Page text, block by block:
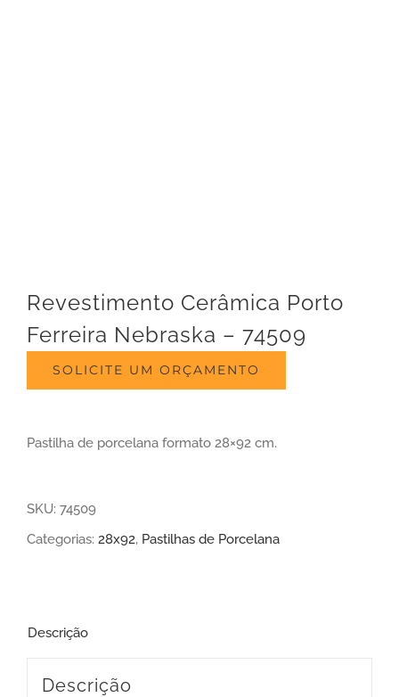
Revestimento Cerâmica Porto
Ferreira Nebraska – 74509
SOLICITE UM ORÇAMENTO
Pastilha de porcelana formato 28×92 cm.
SKU: 74509
Categorias: 28x92, Pastilhas de Porcelana
Descrição
Descrição